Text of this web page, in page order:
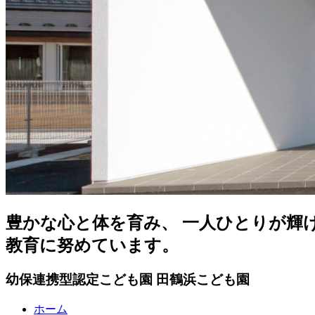
豊かな心と体を育み、 一人ひとりが輝
教育に努めています。
幼保連携型認定こども園 田鶴浜こども園
ホーム